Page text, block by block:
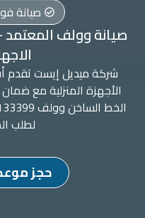
صيانة
صيانة وولف
شركة ميديل إيست تقدم
الأجهزة المنزلية مع
لطلب
حجز